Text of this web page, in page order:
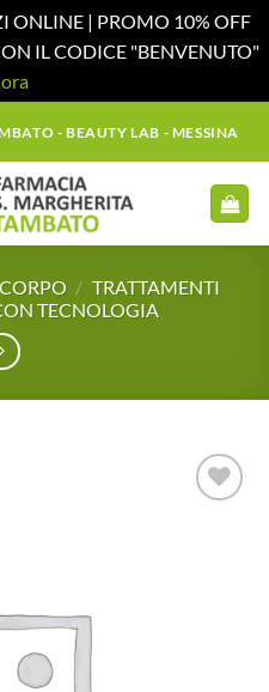
ONLINE | PROMO 10% OFF
IL CODICE "BENVENUTO"
- BEAUTY LAB - MESSINA
/ TRATTAMENTI
TECNOLOGIA